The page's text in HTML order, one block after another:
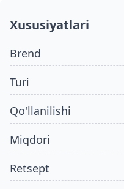
Xususiyatlari
Brend
turi
qo'llanilishi
miqdori
retsept